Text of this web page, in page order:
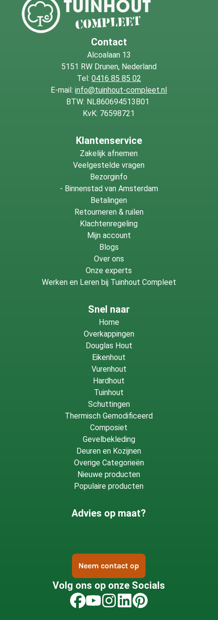
Contact
Alcoalaan 13
5151 RW Drunen, Nederland
Tel: 0416 85 85 02
E-mail:info@tuinhout-compleet.nl
BTW: NL860694513B01
KvK: 76598721
Klantenservice
Zakelijk afnemen
Veelgestelde vragen
Bezorginfo
- Binnenstad van Amsterdam
Betalingen
Retourneren & ruilen
Klachtenregeling
Mijn account
Blogs
Over ons
Onze experts
Werken en Leren bij Tuinhout Compleet
Snel naar
Home
Overkappingen
Douglas Hout
Eikenhout
Vurenhout
Hardhout
Tuinhout
Schuttingen
Thermisch Gemodificeerd
Composiet
Gevelbekleding
Deuren en Kozijnen
Overige Categorieën
Nieuwe producten
Populaire producten
Advies op maat?
Neem contact op
Volg ons op onze Socials